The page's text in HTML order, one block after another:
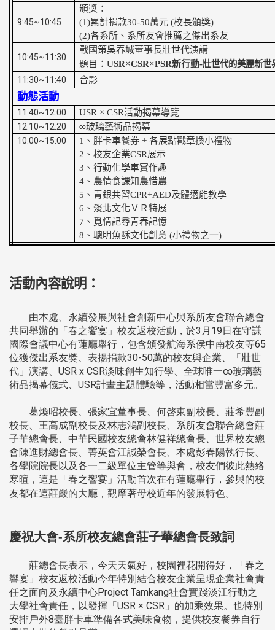
9:45~10:45
頒獎：
(1)累計捐款30-50萬元 (校長頒獎)
(2)各系所、系所友會推薦之傑出系友
10:45~11:30
戰國策吳春城董事長壯世代演講
題目： USR×CSR×PSR新行動-壯世代的美麗新世
11:30~11:40
合影
動態活動
11:40~12:00 USR × CSR活動揭幕導覽
12:10~12:20
∞玻璃藝術品揭幕
10:00~15:00
1 、胖卡車餐券 + 各展點戳章換小禮物
2 、校友企業CSR展示
3 、行動化學車實作趣
4 、農情食課知農惜農
5 、青銀共習CPR+AED及體適能教學
6 、淡北文化ＶＲ特展
7 、覓情記尋青春記憶
8 、聰明魚酥文化創意 (小禮物之一)
活動內容說明：
由本處、永續發展與社會創新中心與系所友會聯合總會
共同舉辦的「春之饗宴」校友返校活動，於3月19日在守謙
國際會議中心有蓮廳舉行，包含頒發航海系侯中南校友等65
位獲傑出系友獎、表揚捐款30-50萬的校友與企業、「壯世
代」演講、USR x CSR淡味創生知行學、全球唯一∞玻璃藝
術品揭幕儀式、USR計畫主題體驗等，活動相當豐富多元。
葛煥昭校長、張家宜董事長、何啓東副校長、莊希豐副
校長、王高成副校長及林志鴻副校長、系所友會聯合總會莊
子華總會長、中華民國校友總會林健祥總會長、世界校友總
會陳進財總會長、菁英會江誠榮會長、本處彭春陽執行長、
各學院院長以及各一二級單位主管等與會，校友們彼此熱絡
寒暄，這是「春之響宴」活動首次在有蓮廳舉行，參與的校
友都在這莊嚴的大廳，觀摩著母校近年的發展特色。
慶祝大會-系所校友總會莊子華總會長致詞
莊總會長表示，今天天氣好，校園裡花開得好，「春之
響宴」校友返校活動今年特別結合校友企業呈現企業社會責
任之面向及永續中心Project Tamkang社會實踐淡江行動之
大學社會責任，以發揮「USR × CSR」的加乘效果。也特別
安排戶外8臺胖卡車準備各式美味食物，提供校友餐券自行